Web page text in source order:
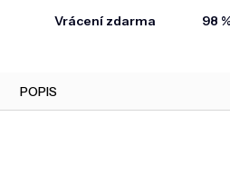
Vrácení zdarma 98
POPIS